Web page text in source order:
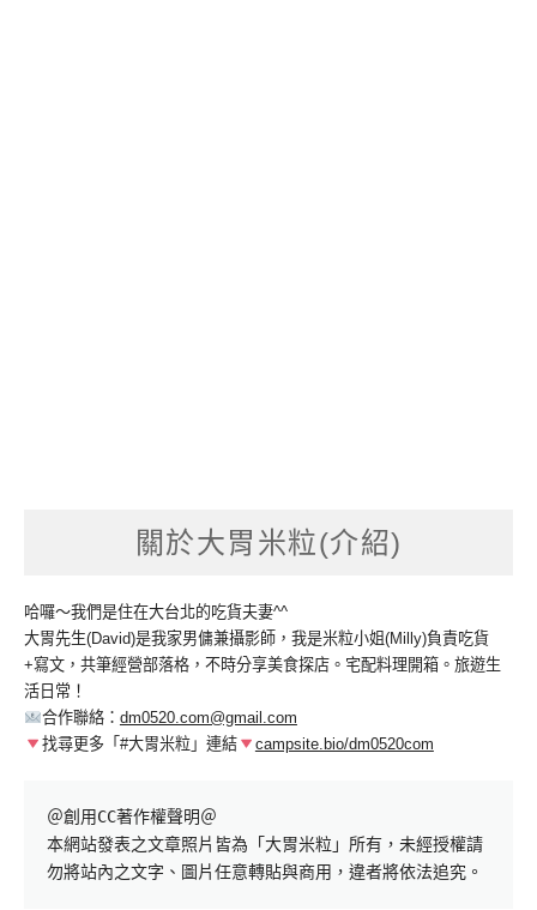
關於大胃米粒(介紹)
哈囉～我們是住在大台北的吃貨夫妻^^
大胃先生(David)是我家男傭兼攝影師，我是米粒小姐(Milly)負責吃貨
+寫文，共筆經營部落格，不時分享美食探店。宅配料理開箱。旅遊生
活日常！
合作聯絡： dm0520.com@gmail.com
找尋更多「#大胃米粒」連結
campsite.bio/dm0520com
＠創用CC著作權聲明＠
本網站發表之文章照片皆為「大胃米粒」所有，未經授權請
勿將站內之文字、圖片任意轉貼與商用，違者將依法追究。